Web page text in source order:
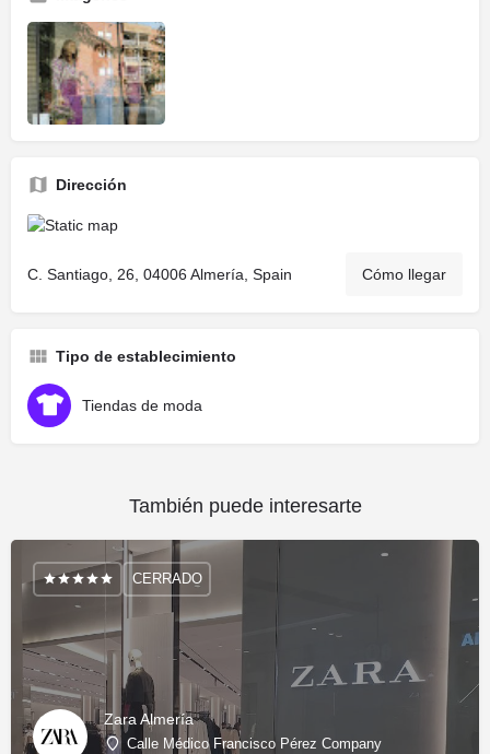
Dirección
C. Santiago, 26, 04006 Almería, Spain Cómo llegar
Tipo de establecimiento
Tiendas de moda
También puede interesarte
Zara Almería
Calle Médico Francisco Pérez Company
CERRADO